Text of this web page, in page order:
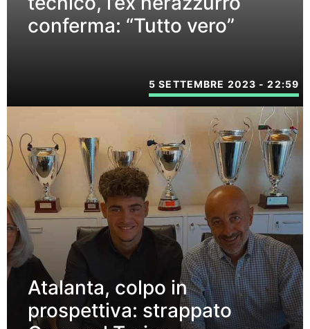
conferma: “Tutto vero”
5 SETTEMBRE 2023 - 22:59
Atalanta, colpo in
prospettiva: strappato